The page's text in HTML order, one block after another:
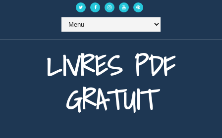
LIVRES PDF
GRATUIT